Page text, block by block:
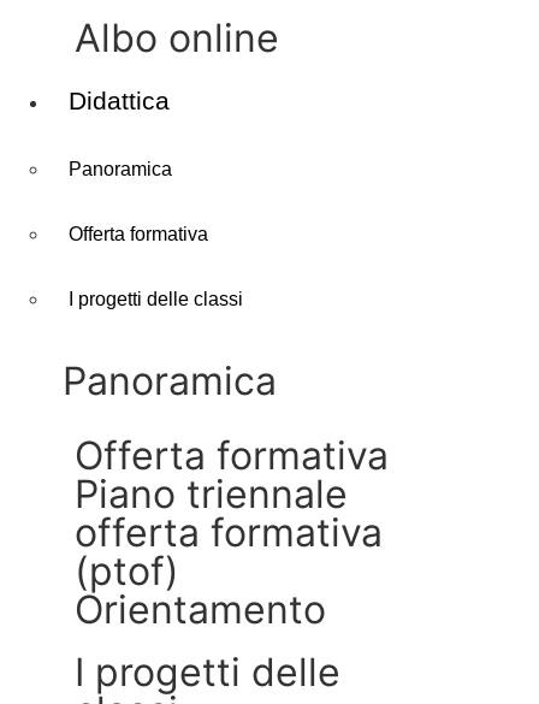
albo online
Didattica
Panoramica
Offerta formativa
I progetti delle classi
panoramica
offerta formativa
piano triennale
offerta formativa
(ptof)
orientamento
i progetti delle